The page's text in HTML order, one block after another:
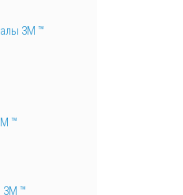
3М ™
™
3М ™